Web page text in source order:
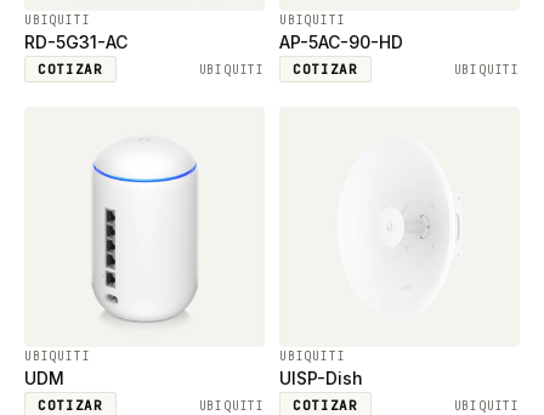
UBIQUITI
RD-5G31-AC
COTIZAR UBIQUITI
UBIQUITI
AP-5AC-90-HD
COTIZAR UBIQUITI
UBIQUITI
UDM
COTIZAR UBIQUITI
UBIQUITI
UISP-Dish
COTIZAR UBIQUITI